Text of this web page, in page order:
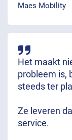
Maes Mobility
Het maakt
probleem is,
steeds ter
Ze leveren
service.